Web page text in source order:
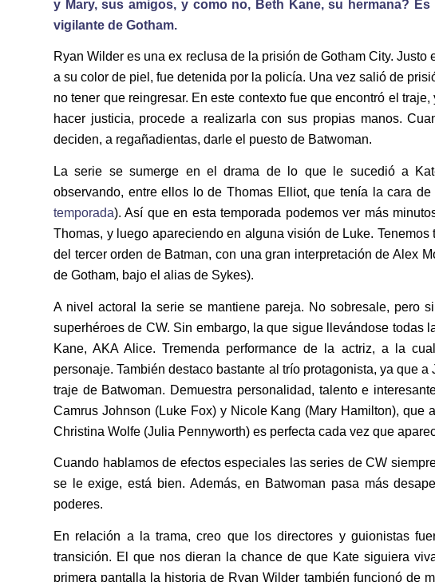
y Mary, sus amigos, y como no, Beth Kane, su hermana?
vigilante de Gotham.
Ryan Wilder es una ex reclusa de la prisión de Gotham City.
a su color de piel, fue detenida por la policía. Una vez salió de
no tener que reingresar. En este contexto fue que encontró el
hacer justicia, procede a realizarla con sus propias manos.
deciden, a regañadientas, darle el puesto de Batwoman.
La serie se sumerge en el drama de lo que le sucedió a
observando, entre ellos lo de Thomas Elliot, que tenía la cara de
temporada). Así que en esta temporada podemos ver más
Thomas, y luego apareciendo en alguna visión de Luke.
del tercer orden de Batman, con una gran interpretación de Alex
de Gotham, bajo el alias de Sykes).
A nivel actoral la serie se mantiene pareja. No sobresale, pero
superhéroes de CW. Sin embargo, la que sigue llevándose todas
Kane, AKA Alice. Tremenda performance de la actriz, a la
personaje. También destaco bastante al trío protagonista, ya que
traje de Batwoman. Demuestra personalidad, talento e
Camrus Johnson (Luke Fox) y Nicole Kang (Mary Hamilton), que
Christina Wolfe (Julia Pennyworth) es perfecta cada vez que
Cuando hablamos de efectos especiales las series de CW
se le exige, está bien. Además, en Batwoman pasa más
poderes.
En relación a la trama, creo que los directores y guionistas
transición. El que nos dieran la chance de que Kate siguiera
primera pantalla la historia de Ryan Wilder también funcionó de